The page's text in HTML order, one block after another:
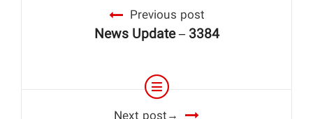
Previous post
News Update – 3384